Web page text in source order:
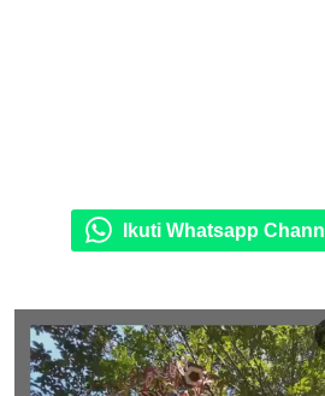
Ikuti Whatsapp